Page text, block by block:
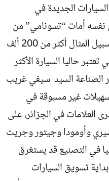
الجديدة في
نفسه أمات “تسونامي” من
طلبات الزبائن، حيث سجل على سبيل المثال أكثر من 200 ألف
حاليا السيارة الأكثر
الصناعة السيد سيفي غريب
غير مسبوقة في
العلامات في الجزائر، على
وأومودا وجيتور وجريت
في التصنيع قد يستغرق
تسويق السيارات